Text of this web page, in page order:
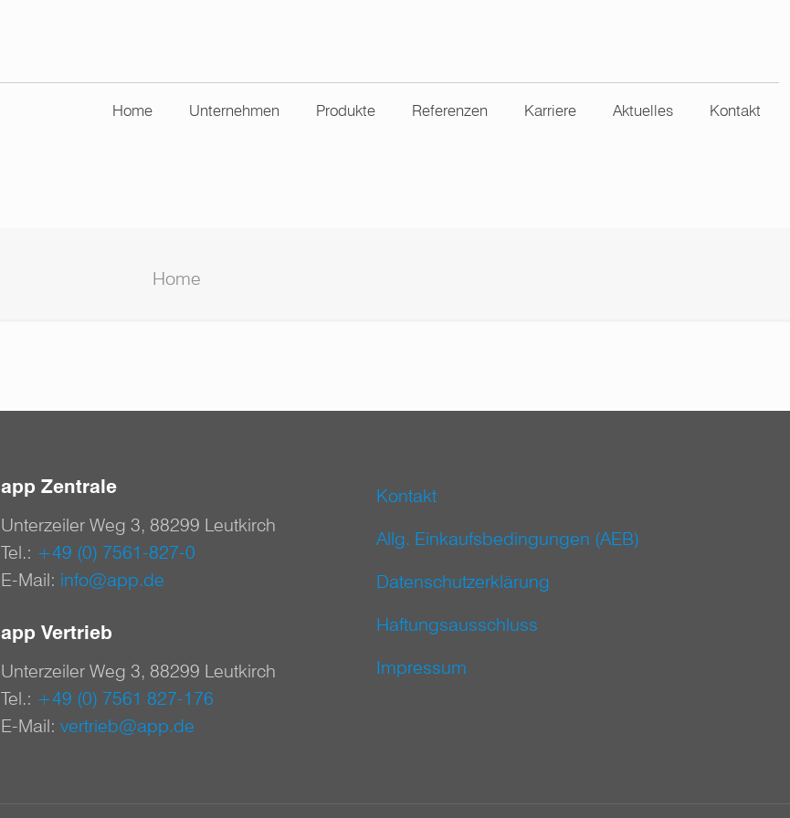
Home Unternehmen Produkte Referenzen Karriere Aktuelles Kontakt
Home
app Zentrale
Unterzeiler Weg 3, 88299 Leutkirch
Tel.: +49 (0) 7561-827-0
E-Mail: info@app.de
app Vertrieb
Unterzeiler Weg 3, 88299 Leutkirch
Tel.: +49 (0) 7561 827-176
E-Mail: vertrieb@app.de
Kontakt
Allg. Einkaufsbedingungen (AEB)
Datenschutzerklärung
Haftungsausschluss
Impressum